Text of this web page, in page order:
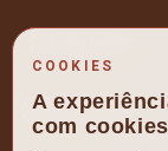
instagram
COOKIES
A
com